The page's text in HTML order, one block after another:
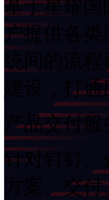
基于星耀国
户提供各类
统间的流程
建设，
产品交付服务
针对钉钉
方案、